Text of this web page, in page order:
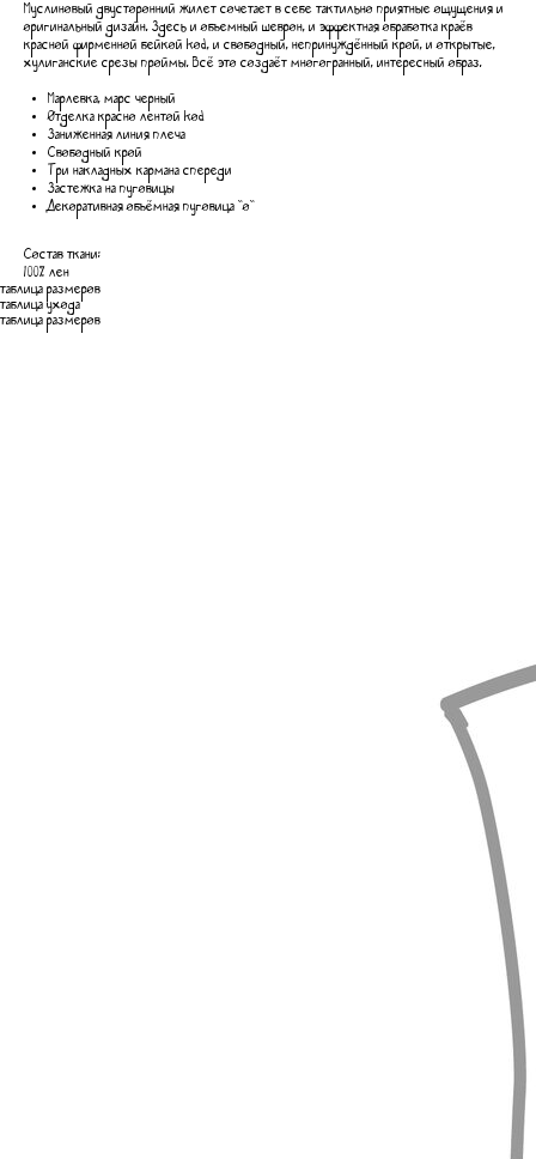
Муслиновый двусторонний жилет сочетает в себе тактильно приятные ощущения и
оригинальный дизайн. Здесь и объемный шеврон, и эффектная обработка краёв
красной фирменной бейкой kоd, и свободный, непринуждённый крой, и открытые,
хулиганские срезы проймы. Всё это создаёт многогранный, интересный образ.
Марлевка, марс черный
Отделка красно лентой kоd
Заниженная линия плеча
Свободный крой
Три накладных кармана спереди
Застежка на пуговицы
Декоративная объёмная пуговица “о“
Состав ткани:
100% лен
таблица размеров
таблица ухода
таблица размеров